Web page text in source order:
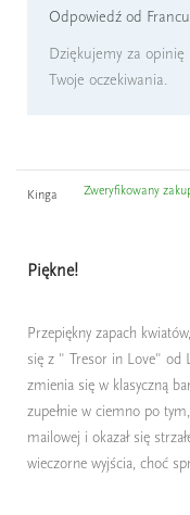
Odpowiedź od
Dziękujemy za opinię
Twoje oczekiwania.
Kinga Zweryfikowany
Piękne!
Przepiękny zapach
się z " Tresor in Love" od
zmienia się w klasyczną
zupełnie w ciemno po
mailowej i okazał się
wieczorne wyjścia, choć